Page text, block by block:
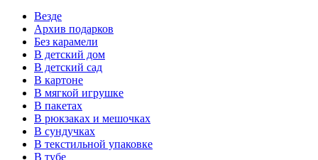
Везде
Архив подарков
Без карамели
В детский дом
В детский сад
В картоне
В мягкой игрушке
В пакетах
В рюкзаках и мешочках
В сундучках
В текстильной упаковке
В тубе